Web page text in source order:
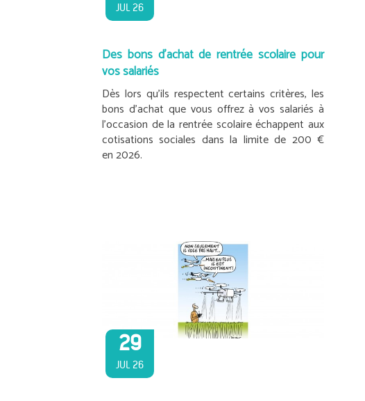
JUL 26
Des bons d’achat de rentrée scolaire pour
vos salariés
Dès lors qu’ils respectent certains critères, les
bons d’achat que vous offrez à vos salariés à
l’occasion de la rentrée scolaire échappent aux
cotisations sociales dans la limite de 200 €
en 2026.
29
JUL 26